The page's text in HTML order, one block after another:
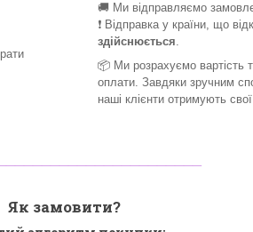
🚚 Ми відправляємо
❗ Відправка у країни, що
здійснюється.
📦 Ми розрахуємо вартість
оплати. Завдяки зручним
наші клієнти отримують
Як замовити?